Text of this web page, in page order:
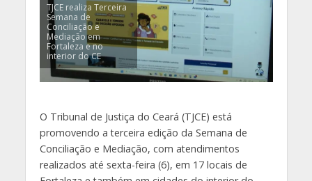
TJCE realiza Terceira
Semana de
Conciliação e
Mediação em
Fortaleza e no
interior do CE
O Tribunal de Justiça do Ceará (TJCE) está
promovendo a terceira edição da Semana de
Conciliação e Mediação, com atendimentos
realizados até sexta-feira (6), em 17 locais de